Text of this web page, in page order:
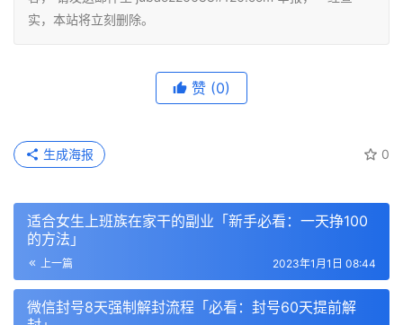
实，本站将立刻删除。
赞 (0)
0
生成海报
适合女生上班族在家干的副业「新手必看：一天挣100
的方法」
上一篇 2023年1月1日 08:44
微信封号8天强制解封流程「必看：封号60天提前解